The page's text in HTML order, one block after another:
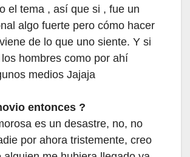
el tema , así que si , fue un
algo fuerte pero cómo hacer
de lo que uno siente. Y si
los hombres como por ahí
medios Jajaja
entonces ?
es un desastre, no, no
por ahora tristemente, creo